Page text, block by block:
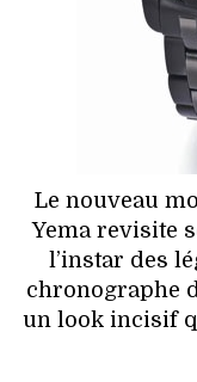
Le nouveau
Yema revisite
l’instar des
chronographe
un look incisif